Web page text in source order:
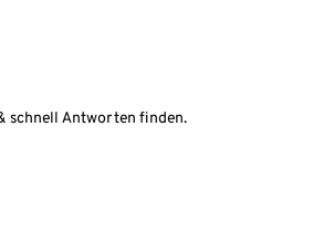
schnell Antworten finden.